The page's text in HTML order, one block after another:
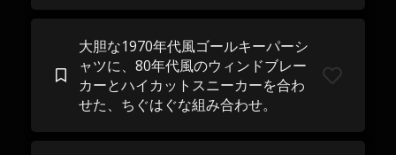
大胆な1970年代風ゴールキーパーシ
ャツに、80年代風のウィンドブレー
カーとハイカットスニーカーを合わ
せた、ちぐはぐな組み合わせ。